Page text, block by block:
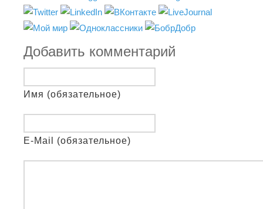
Добавить комментарий
Имя (обязательное)
E-Mail (обязательное)